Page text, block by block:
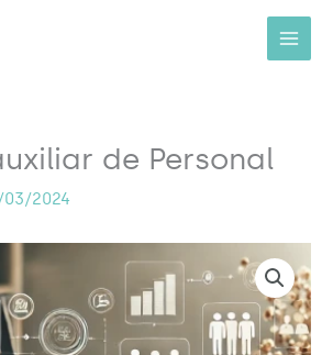
de Personal
2024